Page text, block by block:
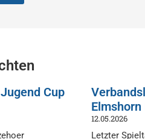
Cup
12.05.2026
Letzter